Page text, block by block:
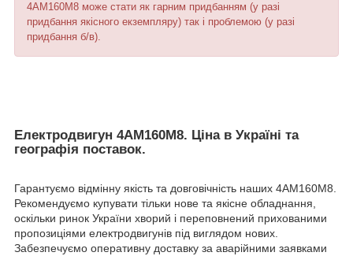
4АМ160М8 може стати як гарним придбанням (у разі
придбання якісного екземпляру) так і проблемою (у разі
придбання б/в).
Електродвигун 4АМ160М8. Ціна в Україні та
географія поставок.
Гарантуємо відмінну якість та довговічність наших 4АМ160М8.
Рекомендуємо купувати тільки нове та якісне обладнання,
оскільки ринок України хворий і переповнений прихованими
пропозиціями електродвигунів під виглядом нових.
Забезпечуємо оперативну доставку за аварійними заявками